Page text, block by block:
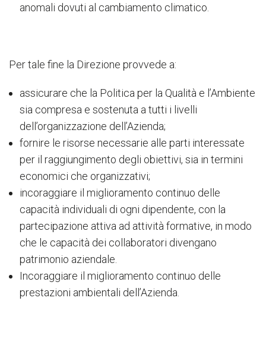
anomali dovuti al cambiamento climatico.
Per tale fine la Direzione provvede a:
assicurare che la Politica per la Qualità e l’Ambiente
sia compresa e sostenuta a tutti i livelli
dell’organizzazione dell’Azienda;
fornire le risorse necessarie alle parti interessate
per il raggiungimento degli obiettivi, sia in termini
economici che organizzativi;
incoraggiare il miglioramento continuo delle
capacità individuali di ogni dipendente, con la
partecipazione attiva ad attività formative, in modo
che le capacità dei collaboratori divengano
patrimonio aziendale.
Incoraggiare il miglioramento continuo delle
prestazioni ambientali dell’Azienda.